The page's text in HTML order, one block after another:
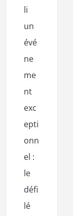
li
un
évé
ne
me
nt
exc
epti
onn
el :
le
défi
lé